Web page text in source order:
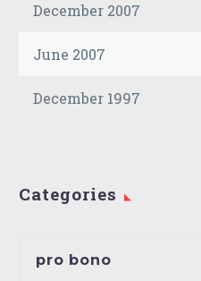
December 2007
June 2007
December 1997
Categories
pro bono